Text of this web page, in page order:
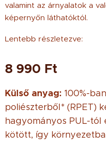
valamint az árnyalatok a
képernyőn láthatóktól.
Lentebb részletezve:
8 990 Ft
Külső anyag: 100%-
poliészterből* (RPET)
hagyományos PUL-tól
kötött, így